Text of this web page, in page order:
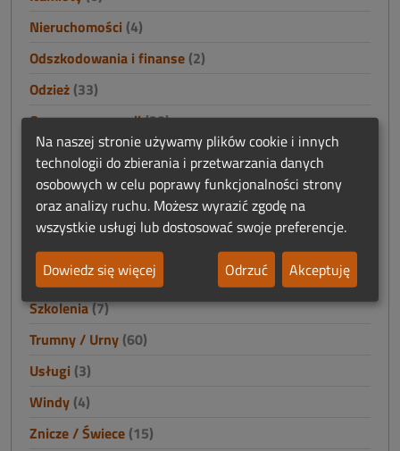
Nieruchomości (4)
Odszkodowania i finanse (2)
Odzież (33)
Oprawa ceremonii(28)
Oprogramowanie funeralne (4)
Poligrafia funeralna(19)
Praca(59)
Prosektoria - wyposażenie
(30)
Reklama(12)
Szkolenia(7)
Trumny / Urny (60)
Usługi (3)
Windy (4)
Znicze / Świece (15)
Na naszej stronie używamy plików cookie i innych
technologii do zbierania i przetwarzania danych
osobowych w celu poprawy funkcjonalności strony
oraz analizy ruchu. Możesz wyrazić zgodę na
wszystkie usługi lub dostosować swoje preferencje.
Dowiedz się więcej
Odrzuć Akceptuję